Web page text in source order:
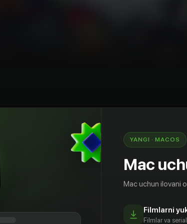
о ключевых исторических событиях
— Евгений Чебатков, Расул
YANGI · MACOS
Mac
Mac uchun ilovani
Filmlarni
Filmlar va